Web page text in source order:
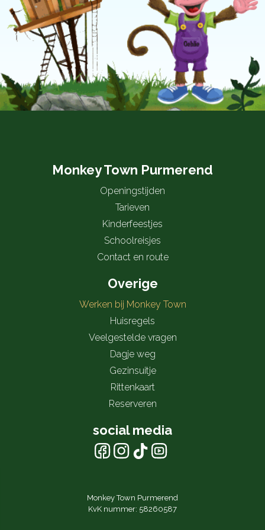
Monkey Town Purmerend
Openingstijden
Tarieven
Kinderfeestjes
Schoolreisjes
Contact en route
Overige
Werken bij Monkey Town
Huisregels
Veelgestelde vragen
Dagje weg
Gezinsuitje
Rittenkaart
Reserveren
social media
Monkey Town Purmerend
KvK nummer: 58260587